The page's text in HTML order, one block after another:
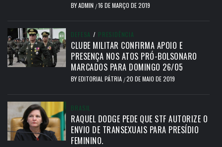
BYADMIN /16 DE MARÇO DE 2019
DEFESA / PRESIDÊNCIA
CLUBE MILITAR CONFIRMA APOIO E
PRESENÇA NOS ATOS PRÓ-BOLSONARO
MARCADOS PARA DOMINGO 26/05
BYEDITORIAL PÁTRIA /20 DE MAIO DE 2019
BRASIL
RAQUEL DODGE PEDE QUE STF AUTORIZE O
ENVIO DE TRANSEXUAIS PARA PRESÍDIO
FEMININO.